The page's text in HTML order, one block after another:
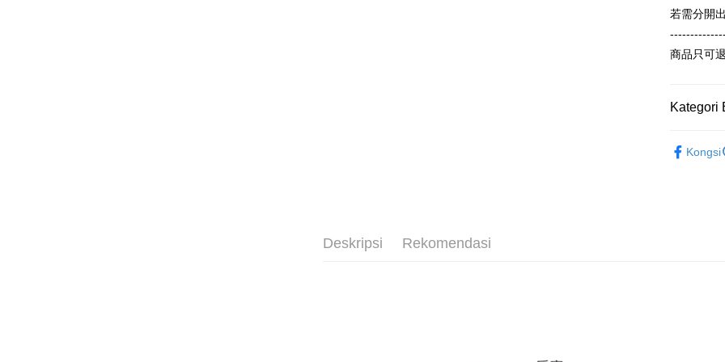
[Arahan
Selepas
JKOPay,
ditambah
Anda
produk
pesanan.
NT$899
付款後7-
NT$899
若需分開
商品只可
Kategori
T(大一尺
Kongsi
Deskripsi Rekomendasi